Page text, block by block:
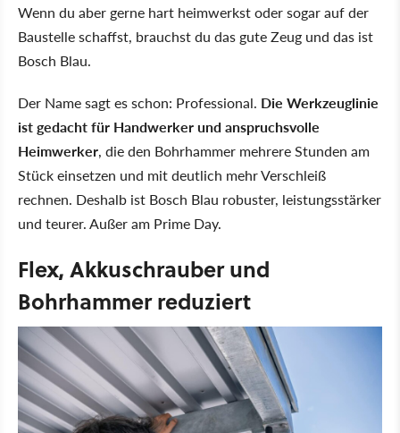
Wenn du aber gerne hart heimwerkst oder sogar auf der
Baustelle schaffst, brauchst du das gute Zeug und das ist
Bosch Blau.
Der Name sagt es schon: Professional. Die Werkzeuglinie
ist gedacht für Handwerker und anspruchsvolle
Heimwerker, die den Bohrhammer mehrere Stunden am
Stück einsetzen und mit deutlich mehr Verschleiß
rechnen. Deshalb ist Bosch Blau robuster, leistungsstärker
und teurer. Außer am Prime Day.
Flex, Akkuschrauber und
Bohrhammer reduziert